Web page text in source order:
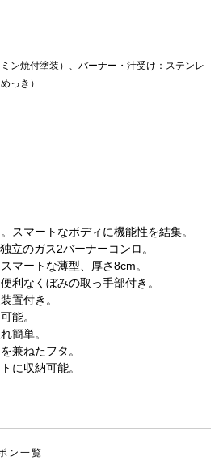
ン焼付塗装）、バーナー・汁受け：ステンレ
っき）
スマートなボディに機能性を結集。
立のガス2バーナーコンロ。
マートな薄型、厚さ8cm。
利なくぼみの取っ手部付き。
置付き。
能。
簡単。
兼ねたフタ。
に収納可能。
ン一覧